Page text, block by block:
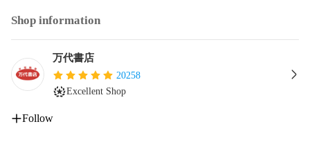
写真と実物の色に若干の誤差が生じる場合がございます。
●また、色や素材感等に注意して撮影をしておりますが、
撮影状況やご覧になられているブラウザ等により、
色味・質感等が異なって見える場合もございます。
●商品状態を確認の上で出品をしておりますが、
見落とし等ある可能性もございますので、
Shop information
万代書店
20258
Excellent Shop
Follow